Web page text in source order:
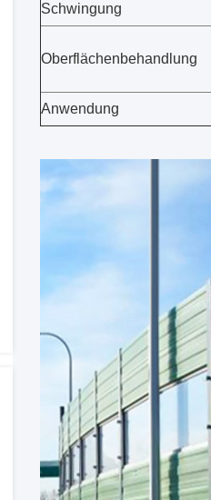
Schwingung
Oberflächenbehandlung
Anwendung